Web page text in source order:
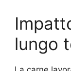
lungo